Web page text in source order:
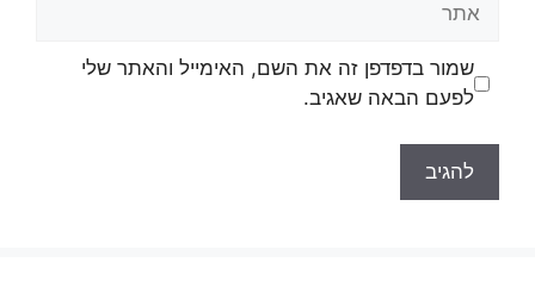
שמור בדפדפן זה את השם, האימייל והאתר שלי
לפעם הבאה שאגיב.